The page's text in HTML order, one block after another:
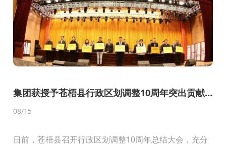
集团获授予苍梧县行政区划调整10周年突出贡献
非公有制企业
08/15
日前，苍梧县召开行政区划调整10周年总结大会，充分